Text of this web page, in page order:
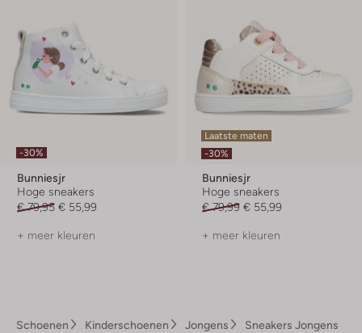
-30%
Bunniesjr
Hoge sneakers
€ 79,95 € 55,99
+ meer kleuren
Laatste maten
-30%
Bunniesjr
Hoge sneakers
€ 79,99 € 55,99
+ meer kleuren
Schoenen Kinderschoenen Jongens Sneakers Jongens